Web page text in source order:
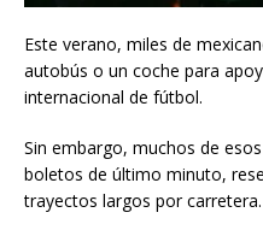
Este verano, miles de
autobús o un coche para
internacional de fútbol.
Sin embargo, muchos de
boletos de último minuto,
trayectos largos por carretera.